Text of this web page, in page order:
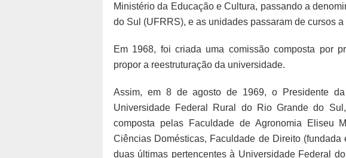
Ministério da Educação e Cultura, passando a
do Sul (UFRRS), e as unidades passaram de cursos a
Em 1968, foi criada uma comissão composta por
propor a reestruturação da universidade.
Assim, em 8 de agosto de 1969, o Presidente
Universidade Federal Rural do Rio Grande do
composta pelas Faculdade de Agronomia Eliseu
Ciências Domésticas, Faculdade de Direito
duas últimas pertencentes à Universidade Federal